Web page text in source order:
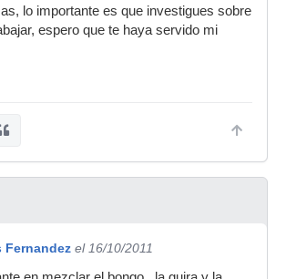
lo importante es que investigues sobre
espero que te haya servido mi
Fernandez el 16/10/2011